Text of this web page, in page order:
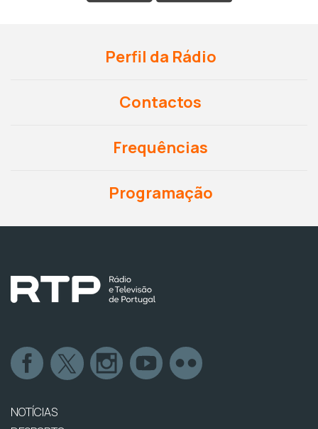
Perfil da Rádio
Contactos
Frequências
Programação
NOTÍCIAS